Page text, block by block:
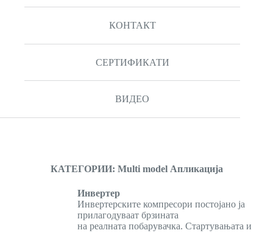
КОНТАКТ
СЕРТИФИКАТИ
ВИДЕО
КАТЕГОРИИ: Multi model Апликација
Инвертер
Инвертерските компресори постојано ја
прилагодуваат брзината
на реалната побарувачка. Стартувањата и